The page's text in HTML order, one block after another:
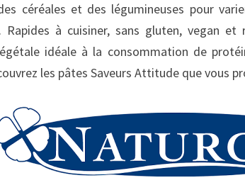
céréales et des légumineuses pour
Rapides à cuisiner, sans gluten, vegan
idéale à la consommation de
les pâtes Saveurs Attitude que vous